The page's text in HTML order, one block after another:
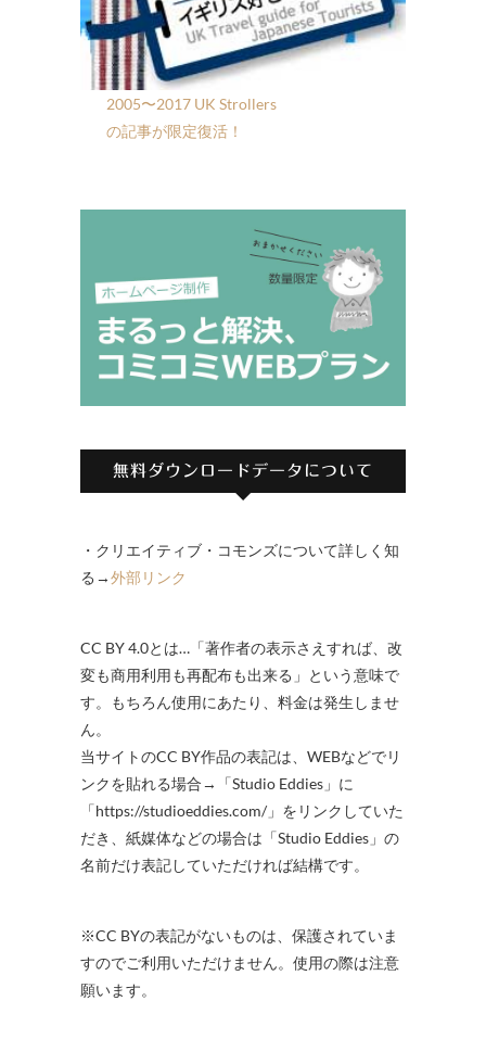
2005〜2017 UK Strollers
の記事が限定復活！
無料ダウンロードデータについて
・クリエイティブ・コモンズについて詳しく知
る→外部リンク
CC BY 4.0とは…「著作者の表示さえすれば、改
変も商用利用も再配布も出来る」という意味で
す。もちろん使用にあたり、料金は発生しませ
ん。
当サイトのCC BY作品の表記は、WEBなどでリ
ンクを貼れる場合→「Studio Eddies」に
「https://studioeddies.com/」をリンクしていた
だき、紙媒体などの場合は「Studio Eddies」の
名前だけ表記していただければ結構です。
※CC BYの表記がないものは、保護されていま
すのでご利用いただけません。使用の際は注意
願います。